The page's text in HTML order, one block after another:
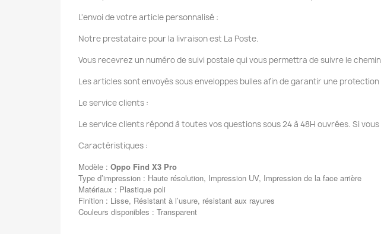
L'envoi de votre article personnalisé :
Notre prestataire pour la livraison est La Poste.
Vous recevrez un numéro de suivi postale qui vous permettra de suivre le
Les articles sont envoyés sous enveloppes bulles afin de garantir une
Le service clients :
Le service clients répond à toutes vos questions sous 24 à 48H ouvrées. Si
Caractéristiques :
Modèle : Oppo Find X3 Pro
Type d’impression : Haute résolution, Impression UV, Impression de la face arrière
Matériaux : Plastique poli
Finition : Lisse, Résistant à l’usure, résistant aux rayures
Couleurs disponibles : Transparent